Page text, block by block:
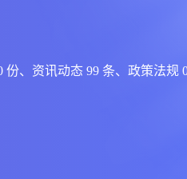
购、资讯动态 99 条、政策法规